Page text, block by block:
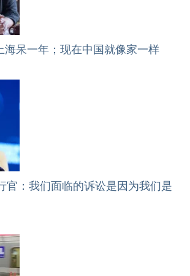
海呆一年；现在中国就像家一样
官：我们面临的诉讼是因为我们是